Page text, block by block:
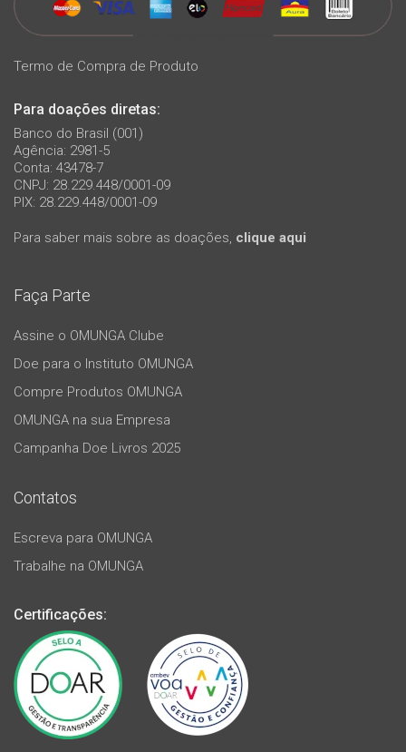
Termo de Compra de Produto
Para doações diretas:
Banco do Brasil (001)
Agência: 2981-5
Conta: 43478-7
CNPJ: 28.229.448/0001-09
PIX: 28.229.448/0001-09
Para saber mais sobre as doações, clique aqui
Faça Parte
Assine o OMUNGA Clube
Doe para o Instituto OMUNGA
Compre Produtos OMUNGA
OMUNGA na sua Empresa
Campanha Doe Livros 2025
Contatos
Escreva para OMUNGA
Trabalhe na OMUNGA
Certificações: